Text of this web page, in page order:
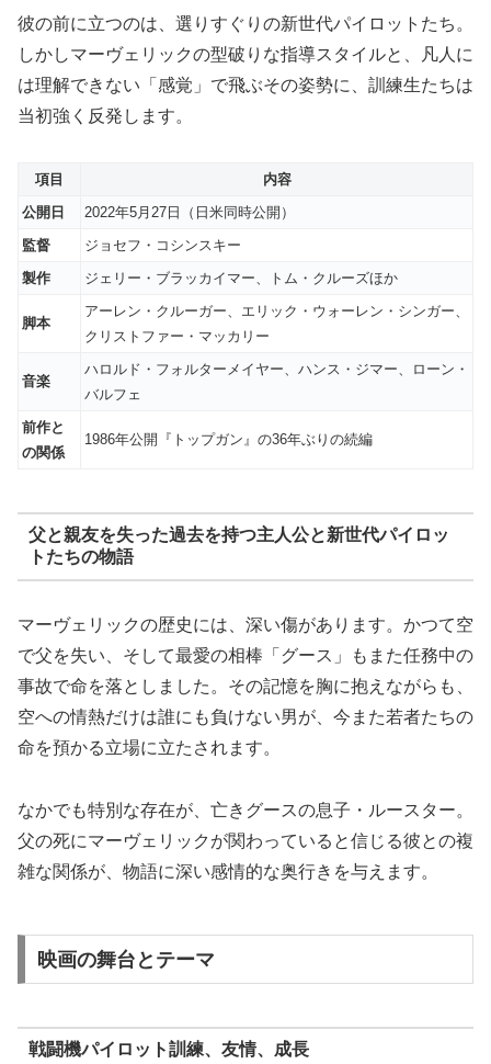
彼の前に立つのは、選りすぐりの新世代パイロットたち。
しかしマーヴェリックの型破りな指導スタイルと、凡人に
は理解できない「感覚」で飛ぶその姿勢に、訓練生たちは
当初強く反発します。
項目
内容
公開日
2022年5月27日
（日米同時公開）
監督
ジョセフ・コシンスキー
製作
ジェリー・ブラッカイマー、トム・クルーズほか
脚本
アーレン・クルーガー、エリック・ウォーレン・シンガー、
クリストファー・マッカリー
音楽
ハロルド・フォルターメイヤー、ハンス・ジマー、ローン・
バルフェ
前作と
の関係
1986年公開『トップガン』の36年ぶりの続編
父と親友を失った過去を持つ主人公と新世代パイロッ
トたちの物語
マーヴェリックの歴史には、深い傷があります。かつて空
で父を失い、そして最愛の相棒「グース」もまた任務中の
事故で命を落としました。その記憶を胸に抱えながらも、
空への情熱だけは誰にも負けない男が、今また若者たちの
命を預かる立場に立たされます。
なかでも特別な存在が、亡きグースの息子・ルースター。
父の死にマーヴェリックが関わっていると信じる彼との複
雑な関係が、物語に深い感情的な奥行きを与えます。
映画の舞台とテーマ
戦闘機パイロット訓練、友情、成長